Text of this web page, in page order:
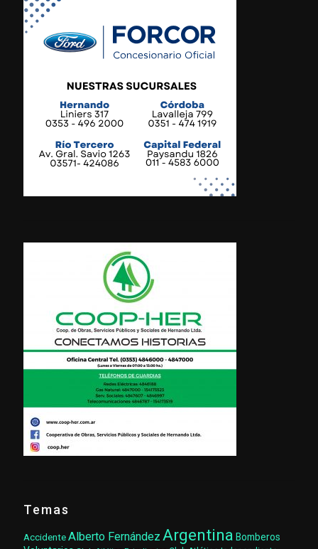
Temas
AccidenteAlberto Fernández Argentina Bomberos